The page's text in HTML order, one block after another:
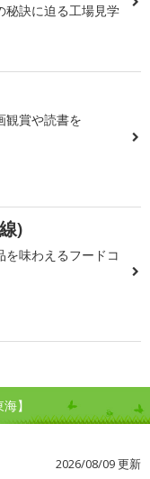
秘訣に迫る工場見学
観賞や読書を
)
を味わえるフードコ
】
2026/08/09 更新